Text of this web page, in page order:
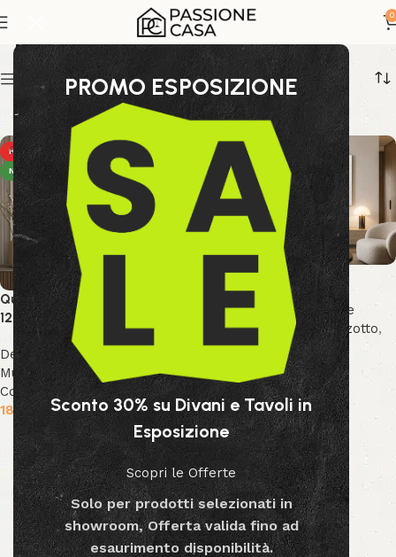
PROMO ESPOSIZIONE
Sconto 30% su Divani e Tavoli in
Esposizione
Scopri le Offerte
Solo per prodotti selezionati in
showroom, Offerta valida fino ad
esaurimento disponibilità.
0
materico
Show sidebar
HOT
NEW
Quadro Dipinto Village BF588
120X90
Decor & Accessori
Murale
Collezione Bizzotto,
Collezione Decor
189.99
€
Aggiungi al carrello
HOT
NEW
Quadro Texture 140×70
Decor & Accessori ,Arte
Murale,Collezione Bizzotto,
Collezione Decor
Aggiungi al carrello